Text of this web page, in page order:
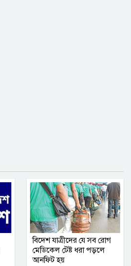
সরকারি কলেজ ছাত্রদলের তিন
বহিষ্কারাদেশ প্রত্যাহার
জেলা রেজিস্ট্রার অফিসে বৃক্ষরোপণ
সপ্তাহ পালিত ‎বিদেশ যাত্রীদের যে সব রোগ
মেডিকেল টেষ্ট ধরা পড়লে
আনফিট হয়